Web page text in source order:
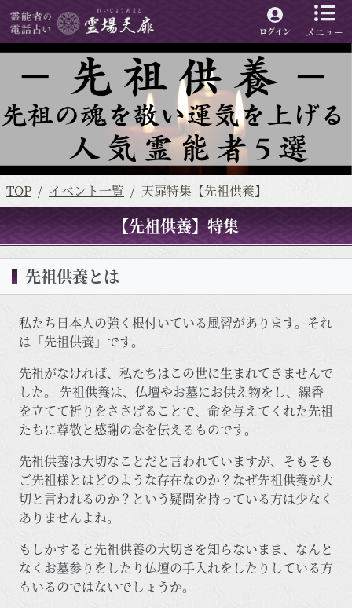
メニュー
ログイン
TOP イベント一覧 天扉特集【先祖供養】
【先祖供養】特集
先祖供養とは
私たち日本人の強く根付いている風習があります。それ
は「先祖供養」です。
先祖がなければ、私たちはこの世に生まれてきませんで
した。 先祖供養は、仏壇やお墓にお供え物をし、線香
を立てて祈りをささげることで、命を与えてくれた先祖
たちに尊敬と感謝の念を伝えるものです。
先祖供養は大切なことだと言われていますが、そもそも
ご先祖様とはどのような存在なのか？なぜ先祖供養が大
切と言われるのか？という疑問を持っている方は少なく
ありませんよね。
もしかすると先祖供養の大切さを知らないまま、なんと
なくお墓参りをしたり仏壇の手入れをしたりしている方
もいるのではないでしょうか。